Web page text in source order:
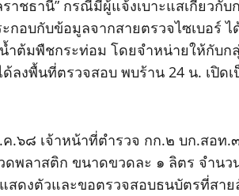
าชธานี” กรณีมีผู้แจ้งเบาะแสเกี่ยวกั
กอบกับข้อมูลจากสายตรวจไซเบอร์
ำต้มพืชกระท่อม โดยจำหน่ายให้กับ
ลงพื้นที่ตรวจสอบ พบร้าน 24 น. เปิ
.๖๘ เจ้าหน้าที่ตำรวจ กก.๒ บก.สอท
ดพลาสติก ขนาดขวดละ ๑ ลิตร จำน
แสดงตัวและขอตรวจสอบธนบัตรที่ส